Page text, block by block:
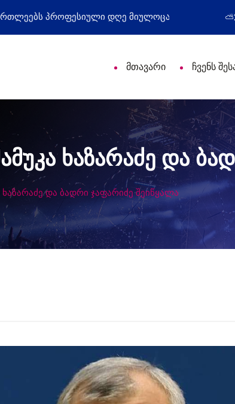
დღე მიულოცა ⛅
მთავარი ჩვენს
ხაზარაძე და
ხაზარაძე და ბადრი ჯაფარიძე შეიწყალა